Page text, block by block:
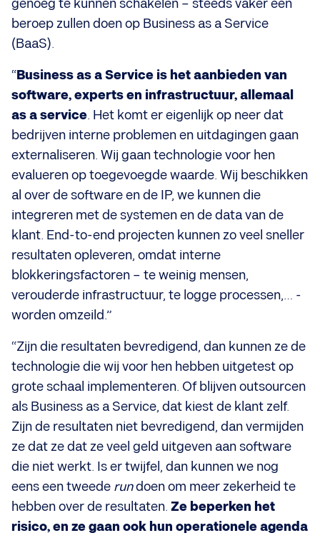
genoeg te kunnen schakelen – steeds vaker een
beroep zullen doen op Business as a Service
(BaaS).
“Business as a Service is het aanbieden van
software, experts en infrastructuur, allemaal
as a service. Het komt er eigenlijk op neer dat
bedrijven interne problemen en uitdagingen gaan
externaliseren. Wij gaan technologie voor hen
evalueren op toegevoegde waarde. Wij beschikken
al over de software en de IP, we kunnen die
integreren met de systemen en de data van de
klant. End-to-end projecten kunnen zo veel sneller
resultaten opleveren, omdat interne
blokkeringsfactoren – te weinig mensen,
verouderde infrastructuur, te logge processen,… -
worden omzeild.”
“Zijn die resultaten bevredigend, dan kunnen ze de
technologie die wij voor hen hebben uitgetest op
grote schaal implementeren. Of blijven outsourcen
als Business as a Service, dat kiest de klant zelf.
Zijn de resultaten niet bevredigend, dan vermijden
ze dat ze dat ze veel geld uitgeven aan software
die niet werkt. Is er twijfel, dan kunnen we nog
eens een tweede rundoen om meer zekerheid te
hebben over de resultaten. Ze beperken het
risico, en ze gaan ook hun operationele agenda